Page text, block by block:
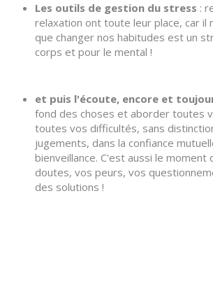
Les outils de gestion du stress :
relaxation ont toute leur place, car il
que changer nos habitudes est un
corps et pour le mental !
et puis l'écoute, encore et
fond des choses et aborder toutes
toutes vos difficultés, sans
jugements, dans la confiance
bienveillance. C'est aussi le
doutes, vos peurs, vos
des solutions !